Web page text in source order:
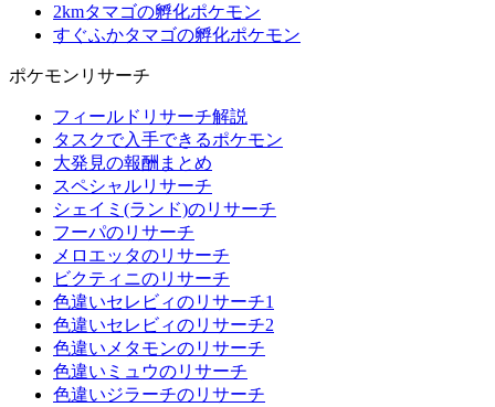
2kmタマゴの孵化ポケモン
すぐふかタマゴの孵化ポケモン
ポケモンリサーチ
フィールドリサーチ解説
タスクで入手できるポケモン
大発見の報酬まとめ
スペシャルリサーチ
シェイミ(ランド)のリサーチ
フーパのリサーチ
メロエッタのリサーチ
ビクティニのリサーチ
色違いセレビィのリサーチ1
色違いセレビィのリサーチ2
色違いメタモンのリサーチ
色違いミュウのリサーチ
色違いジラーチのリサーチ